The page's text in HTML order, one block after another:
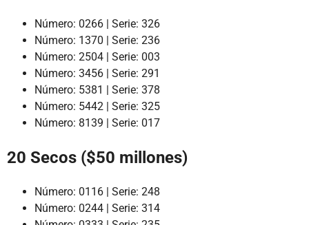
Número: 0266 | Serie: 326
Número: 1370 | Serie: 236
Número: 2504 | Serie: 003
Número: 3456 | Serie: 291
Número: 5381 | Serie: 378
Número: 5442 | Serie: 325
Número: 8139 | Serie: 017
20 Secos ($50 millones)
Número: 0116 | Serie: 248
Número: 0244 | Serie: 314